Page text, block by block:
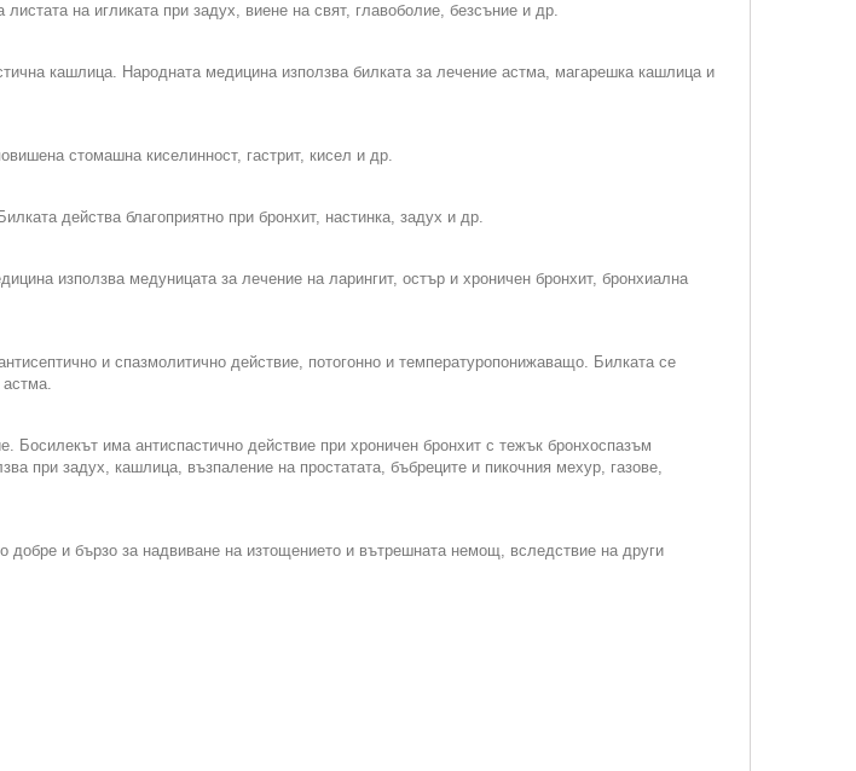
на игликата при задух, виене на свят, главоболие, безсъние и др.
кашлица. Народната медицина използва билката за лечение астма, магарешка кашлица и
стомашна киселинност, гастрит, кисел и др.
действа благоприятно при бронхит, настинка, задух и др.
използва медуницата за лечение на ларингит, остър и хроничен бронхит, бронхиална
и спазмолитично действие, потогонно и температуропонижаващо. Билката се
астма.
има антиспастично действие при хроничен бронхит с тежък бронхоспазъм
при задух, кашлица, възпаление на простатата, бъбреците и пикочния мехур, газове,
и бързо за надвиване на изтощението и вътрешната немощ, вследствие на други